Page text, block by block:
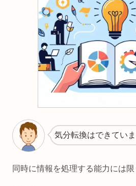
気分転換はできてい
同時に情報を処理する能力には限